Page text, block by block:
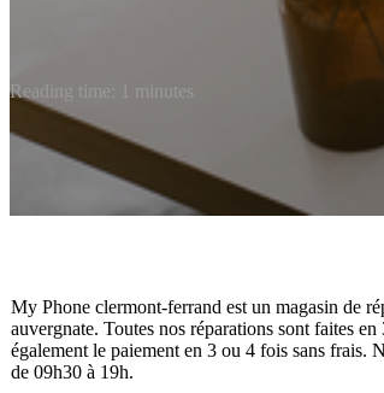
Reading time: 1 minutes
My Phone clermont-ferrand est un magasin de
auvergnate. Toutes nos réparations sont faites
également le paiement en 3 ou 4 fois sans frais.
de 09h30 à 19h.